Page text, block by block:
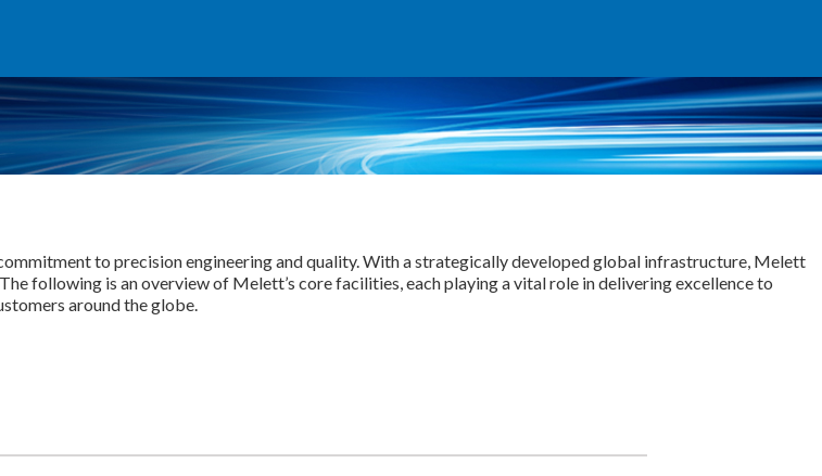
to precision engineering and quality. With a strategically developed global infrastructure, Melett
following is an overview of Melett’s core facilities, each playing a vital role in delivering excellence to
around the globe.